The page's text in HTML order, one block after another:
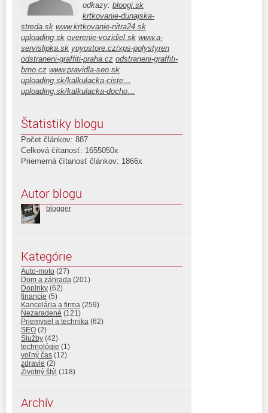
odkazy: bloogi.sk
krtkovanie-dunajska-
streda.sk www.krtkovanie-nitra24.sk
uploading.sk overenie-vozidiel.sk www.a-
servislipka.sk yoyostore.cz/xps-polystyren
odstraneni-graffiti-praha.cz odstraneni-graffiti-
brno.cz www.pravidla-seo.sk
uploading.sk/kalkulacka-ciste…
uploading.sk/kalkulacka-docho…
Štatistiky blogu
Počet článkov: 887
Celková čítanosť: 1655050x
Priemerná čítanosť článkov: 1866x
Autor blogu
blogger
Kategórie
Auto-moto (27)
Dom a záhrada (201)
Doplnky (62)
financie (5)
Kancelária a firma (259)
Nezaradené (121)
Priemysel a technika (62)
SEO (2)
Služby (42)
technológie (1)
voľný čas (12)
zdravie (2)
Životný štýl (118)
Archív